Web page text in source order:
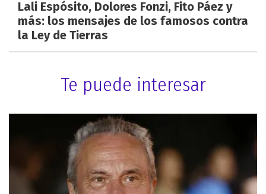
Lali Espósito, Dolores Fonzi, Fito Páez y
más: los mensajes de los famosos contra
la Ley de Tierras
Te puede interesar